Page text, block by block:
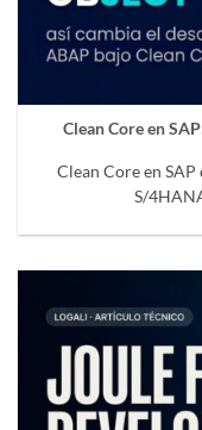
Clean Core en
Clean Core en
S/